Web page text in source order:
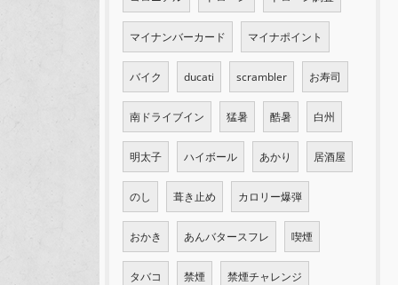
マイナンバーカード マイナポイント
バイク ducati scrambler お寿司
南ドライブイン 猛暑 酷暑 白州
明太子 ハイボール あかり 居酒屋
のし 葺き止め カロリー爆弾
おかき あんバタースフレ 喫煙
タバコ 禁煙 禁煙チャレンジ